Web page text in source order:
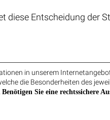
diese Entscheidung der
in unserem
die Besonderheiten des
Benötigen Sie eine rechtssichere